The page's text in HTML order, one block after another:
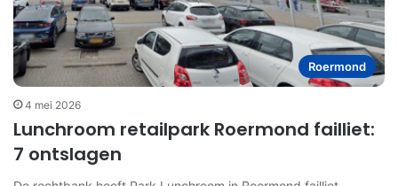
Roermond
4 mei 2026
Lunchroom retailpark Roermond failliet:
7 ontslagen